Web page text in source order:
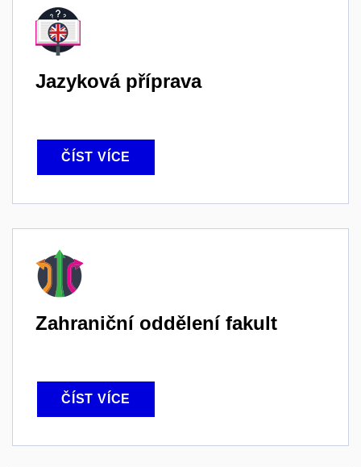
Jazyková příprava
ČÍST VÍCE
Zahraniční oddělení fakult
ČÍST VÍCE